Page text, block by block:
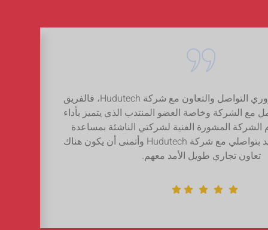
إنه لمن دواعي سروري التواصل والتعاون مع شركة Hudutech، فالفريق
مع الشركة وخاصة العضو المنتدب الذي يتميز بأداء
الشركة المشورة الفنية لشركتي الناشئة بمساعدة
التكنولوجيا. أنا سعيد بتواصلي مع شركة Hudutech وأتمنى أن يكون هناك
تعاون تجاري طويل الأمد معهم.